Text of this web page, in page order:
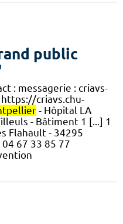
public
: messagerie : criavs-
https://criavs.chu-
- Hôpital LA
- Bâtiment 1 [...] 1
Flahault - 34295
04 67 33 85 77